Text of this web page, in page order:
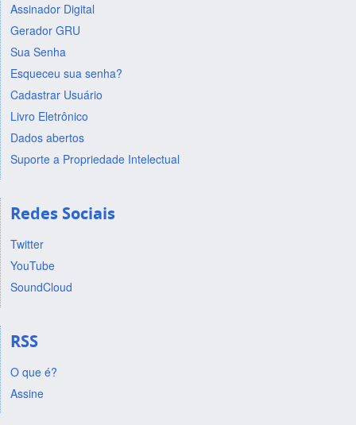
Assinador Digital
Gerador GRU
Sua Senha
Esqueceu sua senha?
Cadastrar Usuário
Livro Eletrônico
Dados abertos
Suporte a Propriedade Intelectual
Redes Sociais
Twitter
YouTube
SoundCloud
RSS
O que é?
Assine